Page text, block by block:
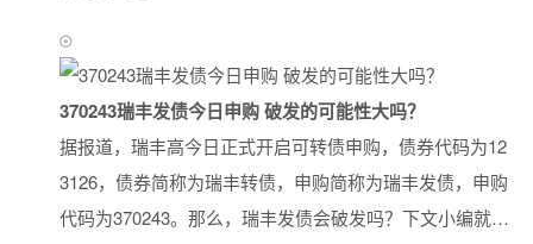
370243瑞丰发债今日申购 破发的可能性大吗？
据报道，瑞丰高今日正式开启可转债申购，债券代码为12
3126，债券简称为瑞丰转债，申购简称为瑞丰发债，申购
代码为370243。那么，瑞丰发债会破发吗？下文小编就…